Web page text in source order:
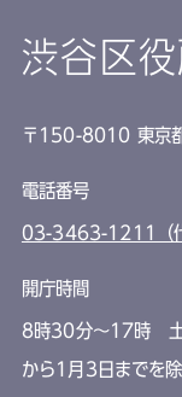
渋谷区
〒150-8010 東京
電話番号
03-3463-1211（代
開庁時間
8時30分～17時 土
から1月3日までを除